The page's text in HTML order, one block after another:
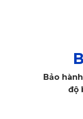
khoảng trống. Điều
gọn gàng mà còn
Bảo
độ